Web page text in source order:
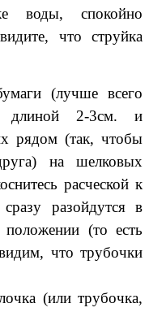
воды, спокойно
что струйка
(лучше всего
длиной 2-3см. и
рядом (так, чтобы
на шелковых
расческой к
разойдутся в
(то есть
что трубочки
друга.
(или трубочка,